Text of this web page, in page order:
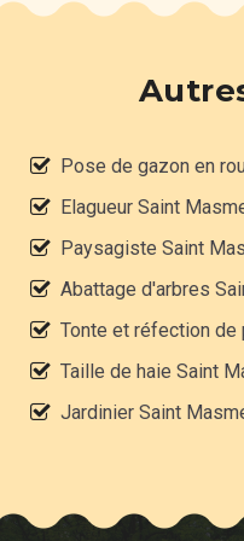
Pose de gazon en
Elagueur Saint
Paysagiste Saint
Abattage d'arbres
Tonte et réfection
Taille de haie Saint
Jardinier Saint